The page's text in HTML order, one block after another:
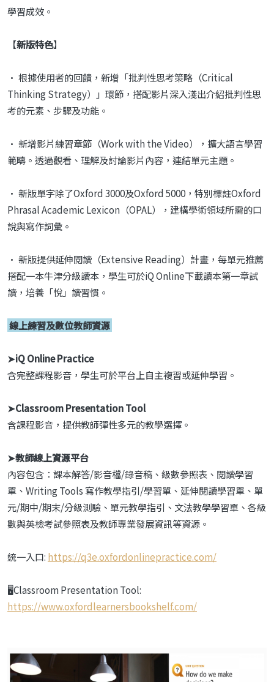
學習成效。
【新版特色】
• 根據使用者的回饋，新增「批判性思考策略（Critical
Thinking Strategy）」環節，搭配影片深入淺出介紹批判性思
考的元素、步驟及功能。
• 新增影片練習章節（Work with the Video），擴大語言學習
範疇。透過觀看、理解及討論影片內容，連結單元主題。
• 新版單字除了Oxford 3000及Oxford 5000，特別標註Oxford
Phrasal Academic Lexicon（OPAL），建構學術領域所需的口
說與寫作詞彙。
• 新版提供延伸閱讀（Extensive Reading）計畫，每單元推薦
搭配一本牛津分級讀本，學生可於iQ Online下載讀本第一章試
讀，培養「悅」讀習慣。
線上練習及數位教師資源
➤iQ Online Practice
含完整課程影音，學生可於平台上自主複習或延伸學習。
➤Classroom Presentation Tool
含課程影音，提供教師彈性多元的教學選擇。
➤教師線上資源平台
內容包含：課本解答/影音檔/錄音稿、級數參照表、閱讀學習
單、Writing Tools 寫作教學指引/學習單、延伸閱讀學習單、單
元/期中/期末/分級測驗、單元教學指引、文法教學學習單、各級
數與英檢考試參照表及教師專業發展資訊等資源。
統一入口: https://q3e.oxfordonlinepractice.com/
🖥Classroom Presentation Tool:
https://www.oxfordlearnersbookshelf.com/